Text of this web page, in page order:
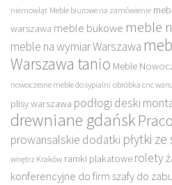
niemowląt Meble biurowe na zamówienie
warszawa meble bukowe meble
meble na wymiar Warszawa
Warszawa tanio Meble
nowoczesne meble do sypialni obróbka cnc
plisy warszawa podłogi deski
drewniane gdańsk
prowansalskie dodatki płytki ze
wnętrz Kraków ramki plakatowe rolety
konferencyjne do firm szafy do